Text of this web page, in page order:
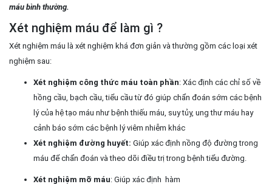
máu bình thường.
Xét nghiệm máu để làm gì ?
Xét nghiệm máu là xét nghiệm khá đơn giản và thường gồm các loại xét
nghiệm sau:
Xét nghiệm công thức máu toàn phần: Xác định các chỉ số về
hồng cầu, bạch cầu, tiểu cầu từ đó giúp chẩn đoán sớm các bệnh
lý của hệ tạo máu như bệnh thiếu máu, suy tủy, ung thư máu hay
cảnh báo sớm các bệnh lý viêm nhiễm khác
Xét nghiệm đường huyết: Giúp xác định nồng độ đường trong
máu để chẩn đoán và theo dõi điều trị trong bệnh tiểu đường.
Xét nghiệm mỡ máu: Giúp xác định hàm